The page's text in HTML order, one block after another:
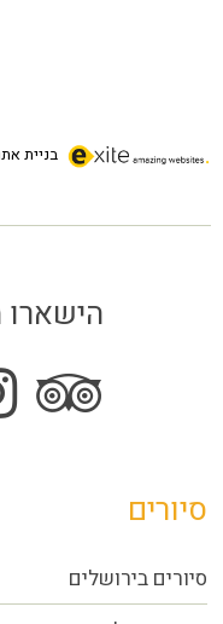
בניית
הישארו
סיורים
סיורים בירושלים